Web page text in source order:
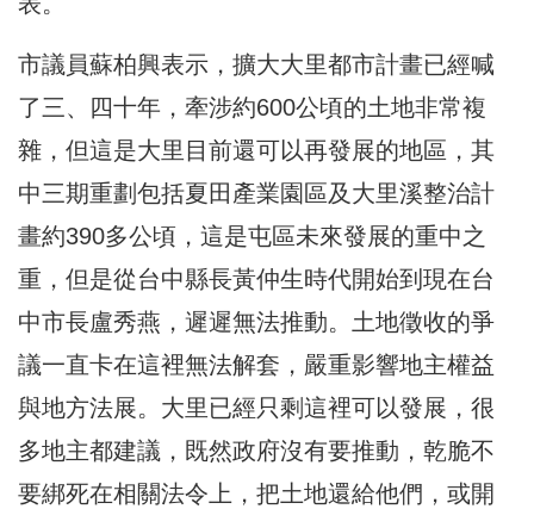
市議員蘇柏興表示，擴大大里都市計畫已經喊
了三、四十年，牽涉約600公頃的土地非常複
雜，但這是大里目前還可以再發展的地區，其
中三期重劃包括夏田產業園區及大里溪整治計
畫約390多公頃，這是屯區未來發展的重中之
重，但是從台中縣長黃仲生時代開始到現在台
中市長盧秀燕，遲遲無法推動。土地徵收的爭
議一直卡在這裡無法解套，嚴重影響地主權益
與地方法展。大里已經只剩這裡可以發展，很
多地主都建議，既然政府沒有要推動，乾脆不
要綁死在相關法令上，把土地還給他們，或開